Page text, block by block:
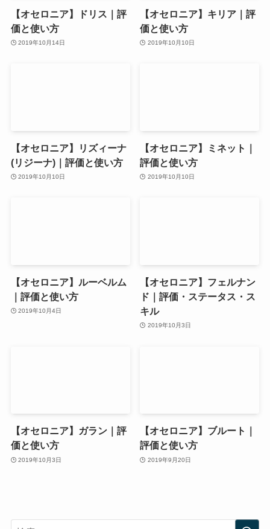
【オセロニア】ドリス｜評
価と使い方
2019年10月14日
【オセロニア】キリア｜評
価と使い方
2019年10月10日
【オセロニア】リズィーナ
(リジーナ)｜評価と使い方
2019年10月10日
【オセロニア】ミネット｜
評価と使い方
2019年10月10日
【オセロニア】ルーベルム
｜評価と使い方
2019年10月4日
【オセロニア】フェルナン
ド｜評価・ステータス・ス
キル
2019年10月3日
【オセロニア】ガラン｜評
価と使い方
2019年10月3日
【オセロニア】ブルート｜
評価と使い方
2019年9月20日